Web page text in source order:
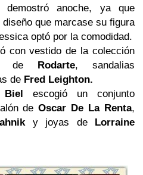
anoche, ya que
que marcase su figura
optó por la comodidad.
con vestido de la colección
de Rodarte, sandalias
de Fred Leighton.
Biel
escogió un conjunto
deOscar De La Renta,
y joyas de Lorraine